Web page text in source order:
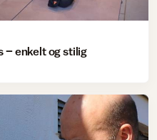
– enkelt og stilig